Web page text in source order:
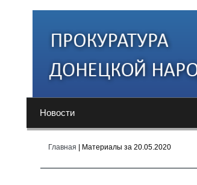
Новости
Главная | Материалы за 20.05.2020